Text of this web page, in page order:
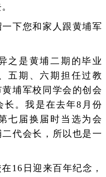
一下您和家人跟黄埔军
之是黄埔二期的毕业
五期、六期担任过教
埔军校同学会的创会
长。我是在去年8月份
七届换届时当选为会
代会长，所以也是一
16日迎来百年纪念，